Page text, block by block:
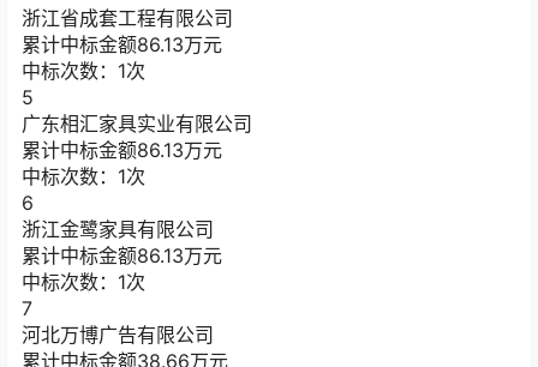
浙江省成套工程有限公司
累计中标金额86.13万元
中标次数：1次
5
广东相汇家具实业有限公司
累计中标金额86.13万元
中标次数：1次
6
浙江金鹭家具有限公司
累计中标金额86.13万元
中标次数：1次
7
河北万博广告有限公司
累计中标金额38.66万元